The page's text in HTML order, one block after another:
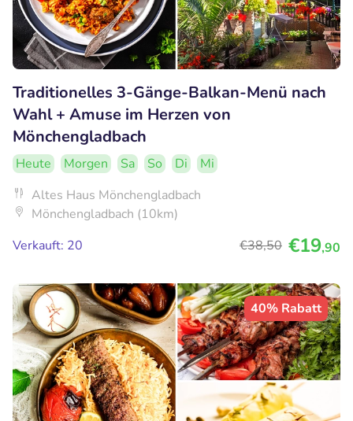
Traditionelles 3-Gänge-Balkan-Menü nach
Wahl + Amuse im Herzen von
Mönchengladbach
Heute Morgen Sa So Di
Mi
Altes Haus Mönchengladbach
Mönchengladbach (10km)
Verkauft: 20
€38,50 €19,90
40% Rabatt